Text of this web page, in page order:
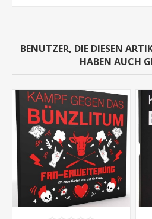
BENUTZER, DIE DIESEN
HABEN AUCH